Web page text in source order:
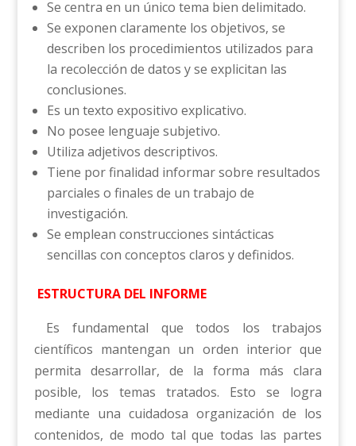
Se centra en un único tema bien delimitado.
Se exponen claramente los objetivos, se
describen los procedimientos utilizados para
la recolección de datos y se explicitan las
conclusiones.
Es un texto expositivo explicativo.
No posee lenguaje subjetivo.
Utiliza adjetivos descriptivos.
Tiene por finalidad informar sobre resultados
parciales o finales de un trabajo de
investigación.
Se emplean construcciones sintácticas
sencillas con conceptos claros y definidos.
ESTRUCTURA DEL INFORME
Es fundamental que todos los trabajos
científicos mantengan un orden interior que
permita desarrollar, de la forma más clara
posible, los temas tratados. Esto se logra
mediante una cuidadosa organización de los
contenidos, de modo tal que todas las partes